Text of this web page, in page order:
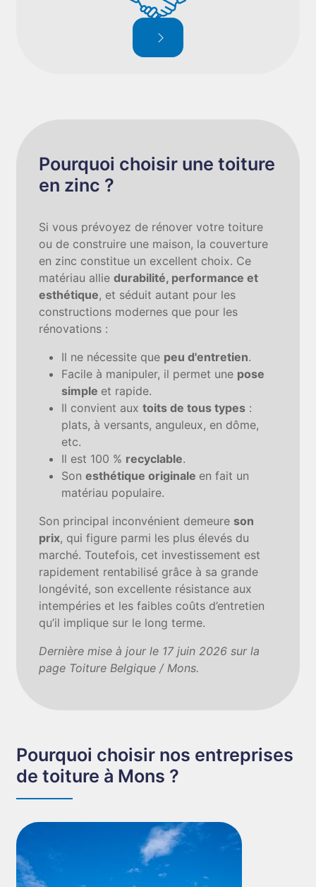
Pourquoi choisir une toiture
en zinc ?
Si vous prévoyez de rénover votre toiture
ou de construire une maison, la couverture
en zinc constitue un excellent choix. Ce
matériau alliedurabilité, performance et
esthétique, et séduit autant pour les
constructions modernes que pour les
rénovations :
Il ne nécessite que peu d'entretien.
Facile à manipuler, il permet une pose
simple et rapide.
Il convient auxtoits de tous types :
plats, à versants, anguleux, en dôme,
etc.
Il est 100 % recyclable.
Sonesthétique originale en fait un
matériau populaire.
Son principal inconvénient demeure son
prix, qui figure parmi les plus élevés du
marché. Toutefois, cet investissement est
rapidement rentabilisé grâce à sa grande
longévité, son excellente résistance aux
intempéries et les faibles coûts d’entretien
qu’il implique sur le long terme.
Dernière mise à jour le 17 juin 2026 sur la
page Toiture Belgique / Mons.
Pourquoi choisir nos entreprises
de toiture à Mons ?